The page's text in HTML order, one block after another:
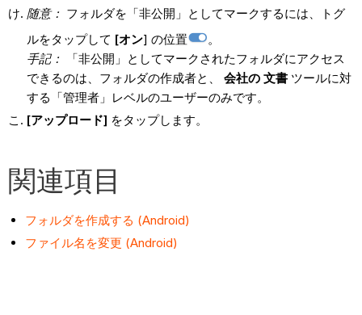
随意： フォルダを「非公開」としてマークするには、トグ
ルをタップして [オン] の位置
。
手記：
「非公開」としてマークされたフォルダにアクセス
できるのは、フォルダの作成者と、 会社の 文書ツールに対
する「管理者」レベルのユーザーのみです。
[アップロード] をタップします。
関連項目
フォルダを作成する (Android)
ファイル名を変更 (Android)